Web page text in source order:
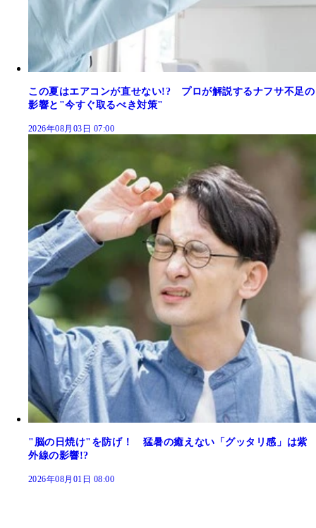
この夏はエアコンが直せない!? プロが解説するナフサ不足の
影響と"今すぐ取るべき対策"
2026年08月03日 07:00
"脳の日焼け"を防げ！ 猛暑の癒えない「グッタリ感」は紫
外線の影響!?
2026年08月01日 08:00